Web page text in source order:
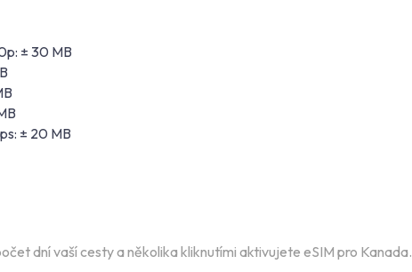
± 30 MB
± 20 MB
dní vaší cesty a několika kliknutími aktivujete eSIM pro Kanada.